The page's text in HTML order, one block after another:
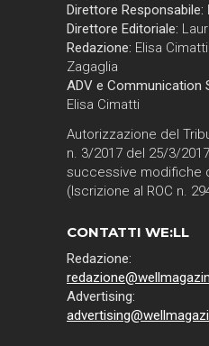
Direttore Responsabile:
Direttore Editoriale:
Redazione: Elisa
Zagaglia
ADV e Communication
Elisa Cimatti
Autorizzazione del
n. 3/2017 del 25/3/
successive modifiche
(Iscrizione al ROC n.
CONTATTI WE:LL
Redazione:
Advertising: